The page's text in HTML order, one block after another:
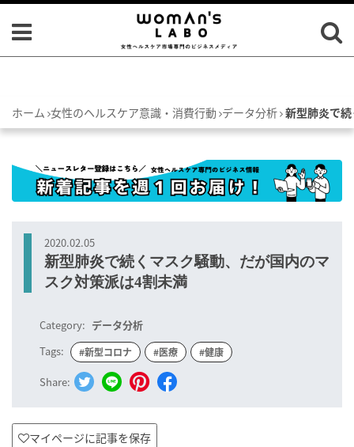
ホーム 女性のヘルスケア意識・消費行動 データ分析 新型肺炎で
2020.02.05
新型肺炎で続くマスク騒動、だが国内のマ
スク対策派は4割未満
Category: データ分析
Tags:
#新型コロナ #医療 #健康
Share:
マイページに記事を保存